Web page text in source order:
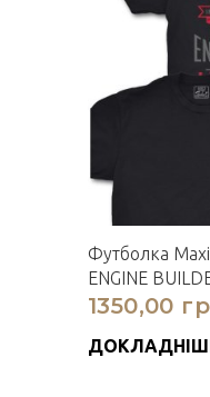
Футболка
ENGINE
1350,00